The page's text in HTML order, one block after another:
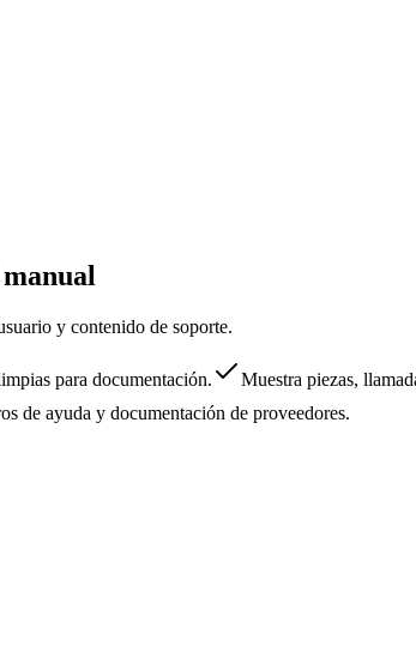
y contenido de soporte.
para documentación.
Muestra piezas,
de ayuda y documentación de proveedores.